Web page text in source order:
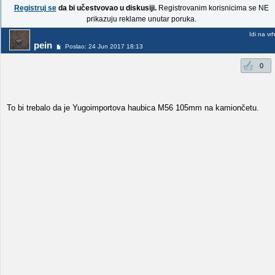
Registruj seda bi učestvovao u diskusiji.Registrovanim korisnicima se NE
prikazuju reklame unutar poruka.
pein Poslao: 24 Jun 2017 18:13
Idi na vrh
0
To bi trebalo da je Yugoimportova haubica M56 105mm na kamiončetu.